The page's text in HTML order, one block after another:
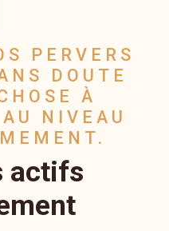
PERVERS
DOUTE
À
NIVEAU
actifs